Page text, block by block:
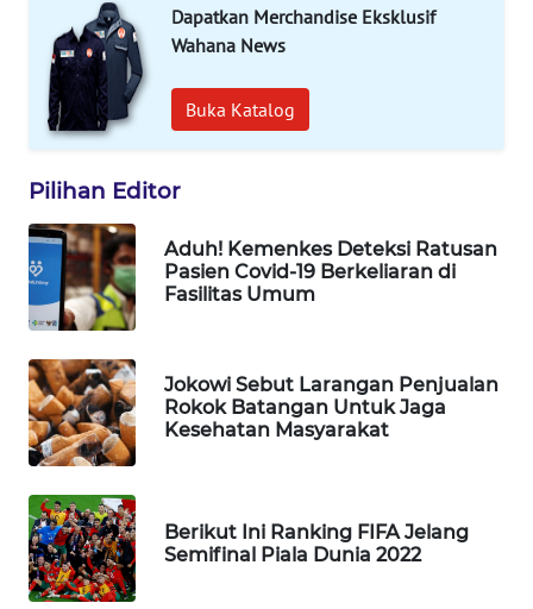
Dapatkan Merchandise Eksklusif
Wahana News
Buka Katalog
Pilihan Editor
Aduh! Kemenkes Deteksi Ratusan
Pasien Covid-19 Berkeliaran di
Fasilitas Umum
Jokowi Sebut Larangan Penjualan
Rokok Batangan Untuk Jaga
Kesehatan Masyarakat
Berikut Ini Ranking FIFA Jelang
Semifinal Piala Dunia 2022
HEALTH
WAHANA
DESA
WISATA
LAPAK
Wahana
Network
KONSUMEN
LISTRIK
MASYARAKAT
KELISTRIKAN
WALINKI
ID